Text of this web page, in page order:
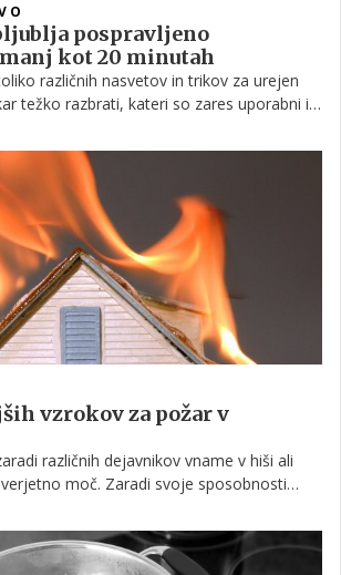
pospravljeno
kot 20 minutah
različnih nasvetov in trikov za urejen
težko razbrati, kateri so zares uporabni in
tako čas kot trud, je znan kot metoda
vzrokov za požar v
različnih dejavnikov vname v hiši ali
moč. Zaradi svoje sposobnosti
zdesetkanje doma pa je dovolj že nekaj
zavarovalno polico, s katero ublažimo